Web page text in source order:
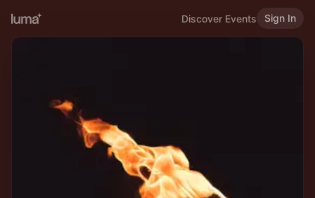
Discover Events Sign In